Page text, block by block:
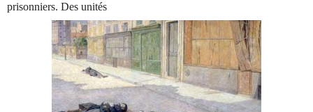
prisonniers. Des unités